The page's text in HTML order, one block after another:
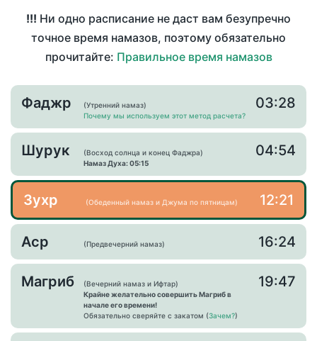
!!! Ни одно расписание не даст вам безупречно
точное время намазов, поэтому обязательно
прочитайте: Правильное время намазов
Фаджр
(Утренний намаз)
Почему мы используем этот метод расчета?
03:28
Шурук
(Восход солнца и конец Фаджра)
Намаз Духа: 05:15
04:54
Зухр (Обеденный намаз и Джума по пятницам) 12:21
Аср (Предвечерний намаз) 16:24
Магриб
(Вечерний намаз и Ифтар)
Крайне желательно совершить Магриб в
начале его времени!
Обязательно сверяйте с закатом (Зачем?)
19:47